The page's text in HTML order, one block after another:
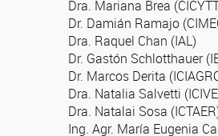
Dra. Mariana Brea
Dr. Damián Ramajo
Dra. Raquel Chan (IAL)
Dr. Gastón Schlotthauer
Dr. Marcos Derita
Dra. Natalia Salvetti
Dra. Natalai Sosa
Ing. Agr. María Eugenia